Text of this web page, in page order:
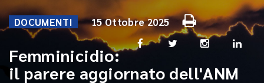
DOCUMENTI 15 Ottobre 2025
Femminicidio:
il parere aggiornato dell'ANM